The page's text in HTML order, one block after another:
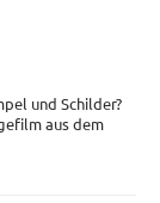
und Schilder?
aus dem